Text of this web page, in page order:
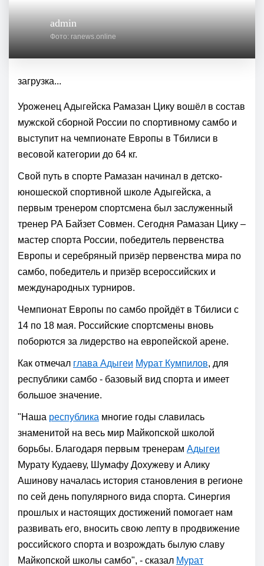
admin
Фото: ranews.online
загрузка...
Уроженец Адыгейска Рамазан Цику вошёл в состав
мужской сборной России по спортивному самбо и
выступит на чемпионате Европы в Тбилиси в
весовой категории до 64 кг.
Свой путь в спорте Рамазан начинал в детско-
юношеской спортивной школе Адыгейска, а
первым тренером спортсмена был заслуженный
тренер РА Байзет Совмен. Сегодня Рамазан Цику –
мастер спорта России, победитель первенства
Европы и серебряный призёр первенства мира по
самбо, победитель и призёр всероссийских и
международных турниров.
Чемпионат Европы по самбо пройдёт в Тбилиси с
14 по 18 мая. Российские спортсмены вновь
поборются за лидерство на европейской арене.
Как отмечал глава Адыгеи Мурат Кумпилов, для
республики самбо - базовый вид спорта и имеет
большое значение.
"Наша республика многие годы славилась
знаменитой на весь мир Майкопской школой
борьбы. Благодаря первым тренерам Адыгеи
Мурату Кудаеву, Шумафу Дохужеву и Алику
Ашинову началась история становления в регионе
по сей день популярного вида спорта. Синергия
прошлых и настоящих достижений помогает нам
развивать его, вносить свою лепту в продвижение
российского спорта и возрождать былую славу
Майкопской школы самбо", - сказал Мурат